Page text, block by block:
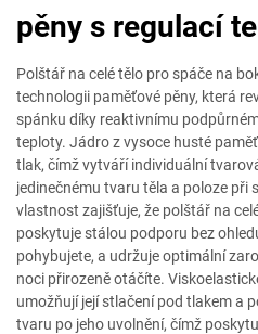
pěny s regulací
Polštář na celé tělo pro spáče na
technologii paměťové pěny, která
spánku díky reaktivnímu
teploty. Jádro z vysoce husté
tlak, čímž vytváří individuální
jedinečnému tvaru těla a poloze při
vlastnost zajišťuje, že polštář na
poskytuje stálou podporu bez
pohybujete, a udržuje optimální
noci přirozeně otáčíte.
umožňují její stlačení pod tlakem a
tvaru po jeho uvolnění, čímž